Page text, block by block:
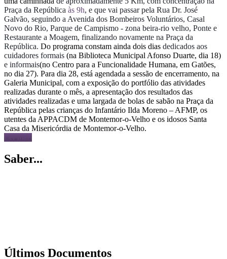
Praça da República às 9h, e que vai passar pela Rua Dr. José
Galvão, seguindo a Avenida dos Bombeiros Voluntários, Casal
Novo do Rio, Parque de Campismo - zona beira-rio velho, Ponte e
Restaurante a Moagem, finalizando novamente na Praça da
República. Do programa constam ainda dois dias dedicados aos
cuidadores formais (na Biblioteca Municipal Afonso Duarte, dia 18)
e informais(no Centro para a Funcionalidade Humana, em Gatões,
no dia 27). Para dia 28, está agendada a sessão de encerramento, na
Galeria Municipal, com a exposição do portfólio das atividades
realizadas durante o mês, a apresentação dos resultados das
atividades realizadas e uma largada de bolas de sabão na Praça da
República pelas crianças do Infantário Ilda Moreno – AFMP, os
utentes da APPACDM de Montemor-o-Velho e os idosos Santa
Casa da Misericórdia de Montemor-o-Velho.
Ler mais
Saber...
Últimos Documentos